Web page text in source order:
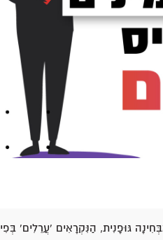
גּוּפָנִית, הַנִּקְרָאִים 'עֲרֵלִים' בְּפִי